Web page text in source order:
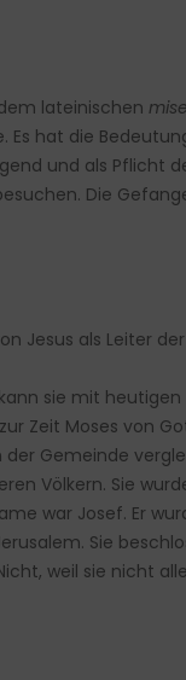
lateinischen
hat die
und als Pflicht
Die
Jesus als Leiter
sie mit
Zeit Moses von
Gemeinde
Völkern. Sie
war Josef. Er
Sie
weil sie nicht